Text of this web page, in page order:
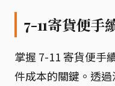
7-11寄貨便手
掌握 7-11 寄貨便手
件成本的關鍵。透